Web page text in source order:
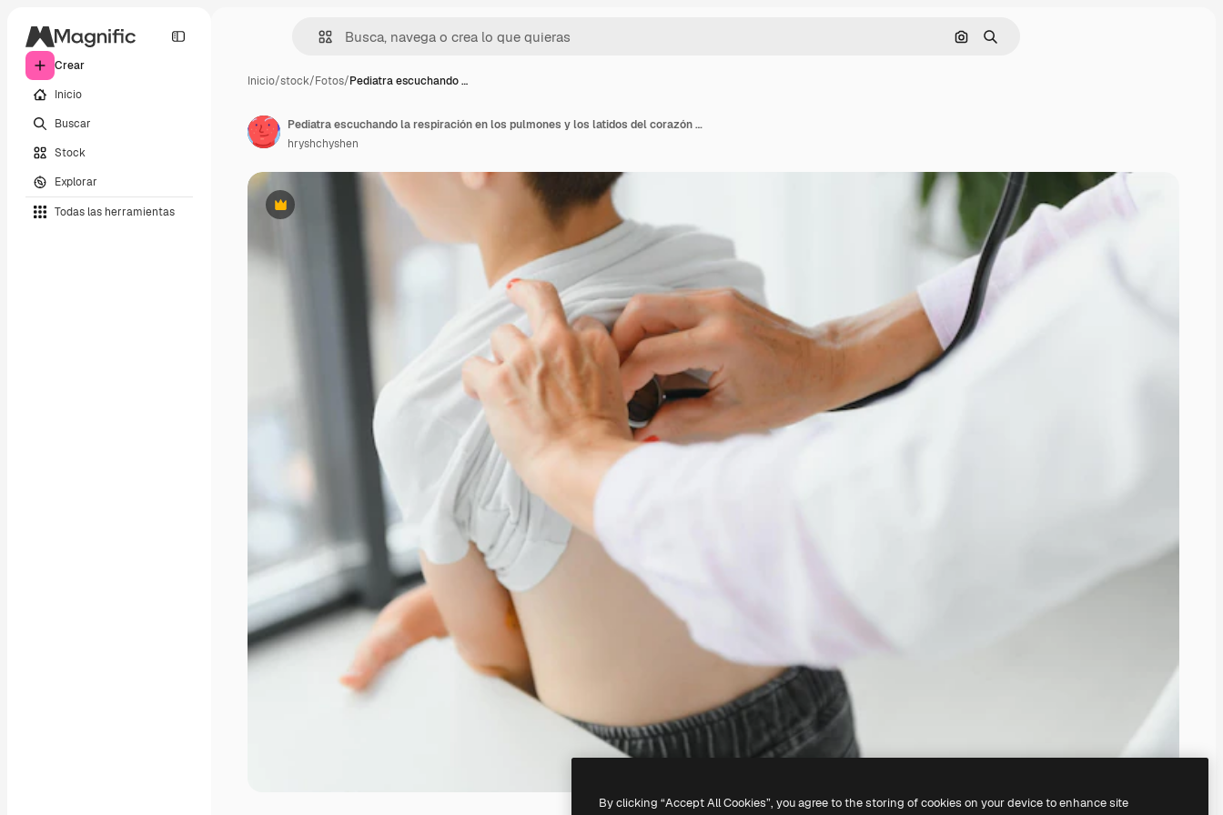
Crear
Inicio
Buscar
Stock
Explorar
Todas las herramientas
Buscar por imagen
Buscar
Inicio/stock/Fotos/Pediatra escuchando …
Premium
Pediatra escuchando la respiración en los pulmones y los latidos del corazón con estetoscopio Retrato de un adorable niño pequeño que visita al médico
hryshchyshen
By clicking “Accept All Cookies”, you agree to the storing of cookies on your device to enhance site